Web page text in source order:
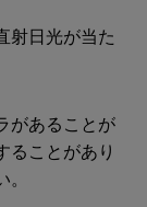
射日光が当た
があることが
ることがあり